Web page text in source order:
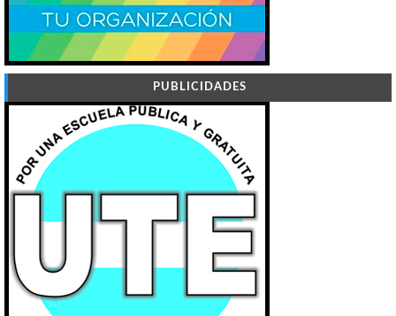
PUBLICIDADES